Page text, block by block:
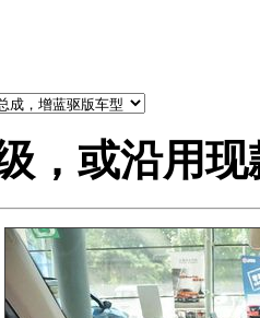
或沿用现